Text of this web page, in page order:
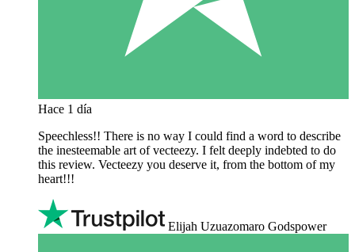
Hace 1 día
Speechless!! There is no way I could find a word to describe
the inesteemable art of vecteezy. I felt deeply indebted to do
this review. Vecteezy you deserve it, from the bottom of my
heart!!!
Elijah Uzuazomaro Godspower